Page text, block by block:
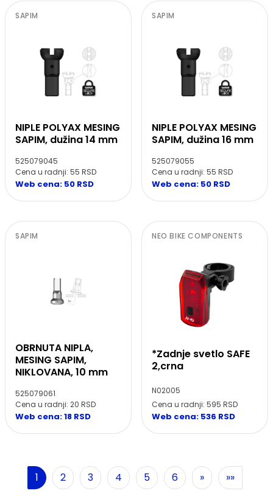
SAPIM
NIPLE POLYAX MESING
SAPIM, dužina 14 mm
525079045
Cena u radnji: 55 RSD
Web cena: 50 RSD
SAPIM
NIPLE POLYAX MESING
SAPIM, dužina 16 mm
525079055
Cena u radnji: 55 RSD
Web cena: 50 RSD
SAPIM
OBRNUTA NIPLA,
MESING SAPIM,
NIKLOVANA, 10 mm
525079061
Cena u radnji: 20 RSD
Web cena: 18 RSD
NEO BIKE COMPONENTS
*Zadnje svetlo SAFE
2,crna
N02005
Cena u radnji: 595 RSD
Web cena: 536 RSD
1 2 3 4 5 6 »Sledeća
»»